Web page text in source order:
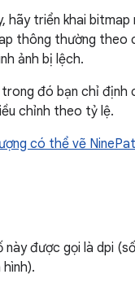
hãy triển khai
thông thường
ảnh bị lệch.
đó bạn chỉ định
chỉnh theo tỷ lệ.
có thể vẽ
được gọi là dpi